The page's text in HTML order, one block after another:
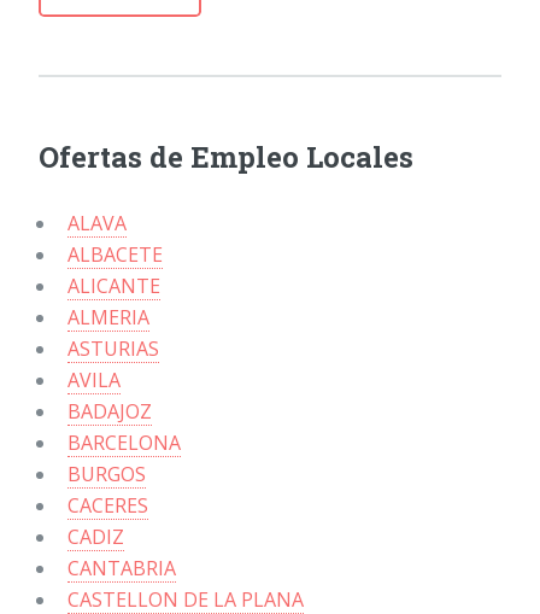
Ofertas de Empleo Locales
ALAVA
ALBACETE
ALICANTE
ALMERIA
ASTURIAS
AVILA
BADAJOZ
BARCELONA
BURGOS
CACERES
CADIZ
CANTABRIA
CASTELLON DE LA PLANA